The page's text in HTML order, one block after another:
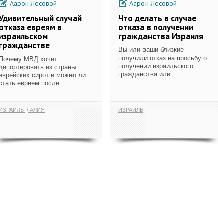
Аарон Лесовой
случай
евреям в
МВД хочет
из страны
сирот и можно ли
евреем после...
АЛИЯ
Аарон Лесовой
Что делать в случае
отказа в получении
гражданства Израиля
Вы или ваши близкие
получили отказ на просьбу о
получении израильского
гражданства или...
ИЗРАИЛЬ